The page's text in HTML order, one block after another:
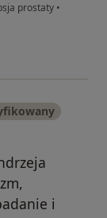
prostaty •
i